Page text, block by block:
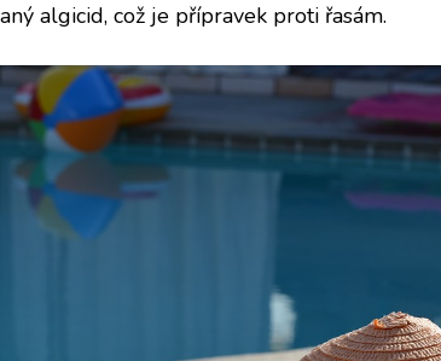
algicid, což je přípravek proti řasám.